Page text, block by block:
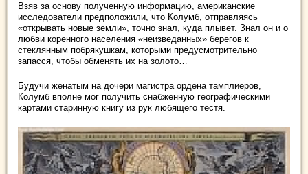
Взяв за основу полученную информацию, американские
исследователи предположили, что Колумб, отправляясь
«открывать новые земли», точно знал, куда плывет. Знал он и о
любви коренного населения «неизведанных» берегов к
стеклянным побрякушкам, которыми предусмотрительно
запасся, чтобы обменять их на золото…
Будучи женатым на дочери магистра ордена тамплиеров,
Колумб вполне мог получить снабженную географическими
картами старинную книгу из рук любящего тестя.